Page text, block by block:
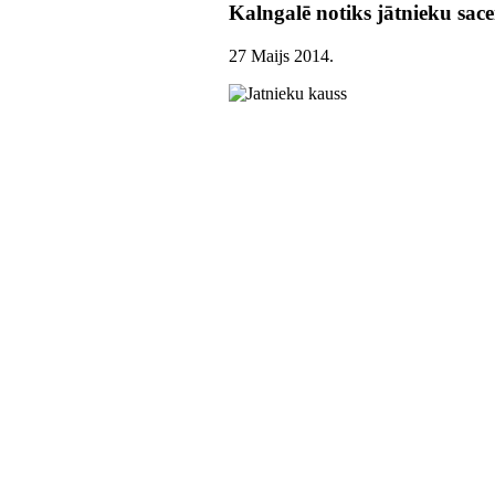
Kalngalē notiks jātnieku
27 Maijs 2014.